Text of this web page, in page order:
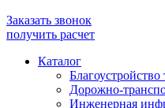
Заказать звонок
получить расчет
Каталог
Благоустройство
Дорожно-
Инженерная